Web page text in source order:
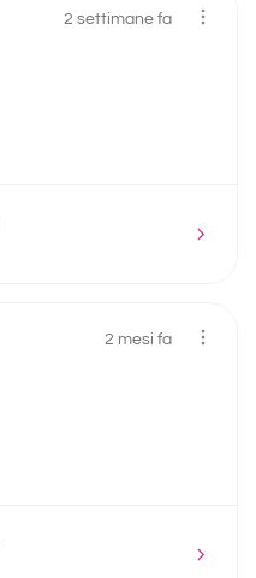
2 settimane fa
2 mesi fa